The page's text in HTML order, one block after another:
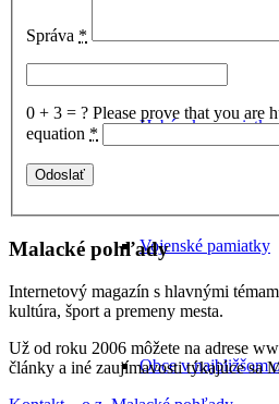
Habánske pamiatky
Vojenské pamiatky
Obce v najbližšom
Správa *
0 + 3 = ? Please prove that you are
equation *
Malacké pohľady
Internetový magazín s hlavnými
kultúra, šport a premeny mesta.
Už od roku 2006 môžete na adrese
články a iné zaujímavosti týkajúce sa